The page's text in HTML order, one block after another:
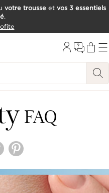
votre trousseet vos 3 essentiels
.
FAQ